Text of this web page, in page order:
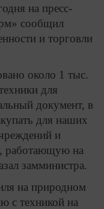
на пресс-
сообщил
и торговли
около 1 тыс.
для
документ, в
для наших
и
работающую на
замминистра.
на природном
с техникой на